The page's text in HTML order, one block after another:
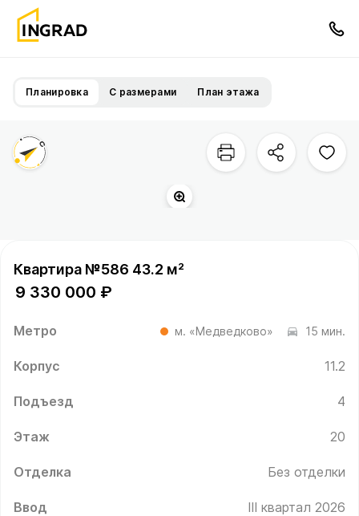
Планировка С размерами План этажа
Квартира №586 43.2 м²
9 330 000 ₽
Метро м. «Медведково» 15 мин.
Корпус 11.2
Подъезд 4
Этаж 20
Отделка Без отделки
Ввод III квартал 2026